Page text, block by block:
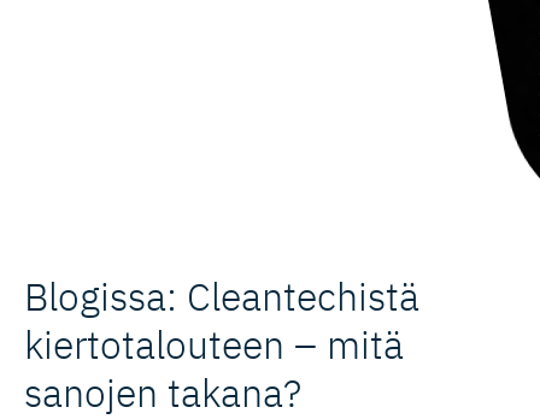
Blogissa: Cleantechistä
kiertotalouteen – mitä
sanojen takana?